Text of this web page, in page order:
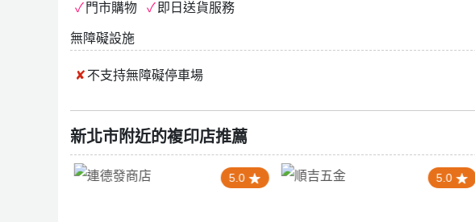
門市購物 即日送貨服務
無障礙設施
不支持無障礙停車場
新北市附近的複印店推薦
5.0 5.0